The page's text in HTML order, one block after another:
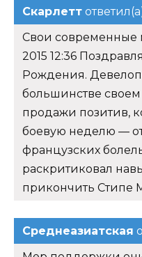
Скарлетт
Свои современные
2015 12:36
Рождения.
большинстве
продажи позитив,
боевую неделю —
французских
раскритиковал
прикончить Стипе
Среднеазиатская